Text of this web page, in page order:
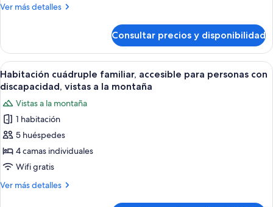
de
al
mar
Ver más detalles
Más
Deluxe,
bañera
de
hidromasaje,
al
mar
Consultar precios y disponibilidad
Abrir
todas
fotos
de
Habitación
cuádruple
familiar,
accesible
Habitación cuádruple familiar,
9
Habitación cuádruple familiar, accesible para personas con
discapacidad, vistas a la montaña
Vistas a la montaña
1 habitación
5 huéspedes
4 camas individuales
Wifi gratis
Ver más detalles
Más